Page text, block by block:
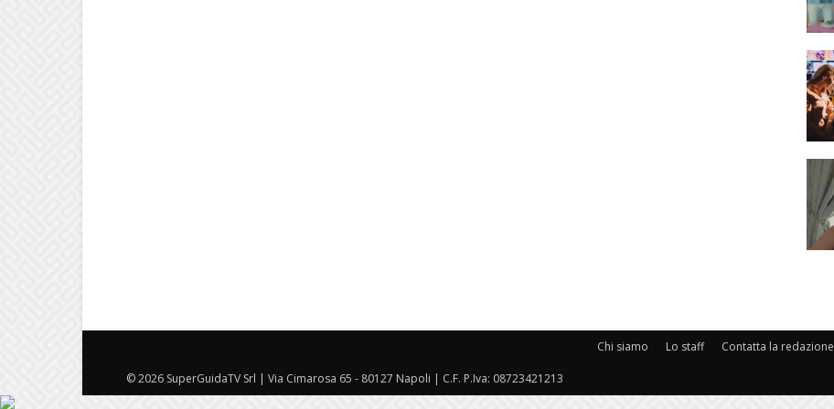
Chi siamo Lo staff Contatta la redazione
© 2026 SuperGuidaTV Srl | Via Cimarosa 65 - 80127 Napoli | C.F. P.Iva: 08723421213